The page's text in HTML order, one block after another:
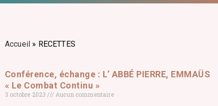
Accueil » RECETTES
Conférence, échange : L’ ABBÉ PIERRE, EMMAÜS
« Le Combat Continu »
3 octobre 2023 Aucun commentaire